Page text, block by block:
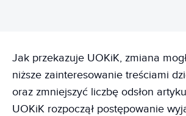
Jak przekazuje UOKiK, zmiana
niższe zainteresowanie treściami
oraz zmniejszyć liczbę odsłon
UOKiK rozpoczął postępowanie